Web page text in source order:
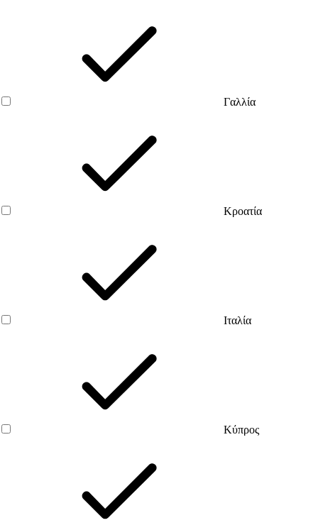
Γαλλία
Κροατία
Ιταλία
Κύπρος